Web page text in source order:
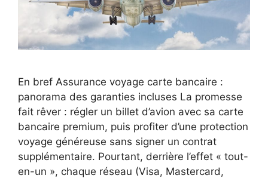
En bref Assurance voyage carte bancaire :
panorama des garanties incluses La promesse
fait rêver : régler un billet d’avion avec sa carte
bancaire premium, puis profiter d’une protection
voyage généreuse sans signer un contrat
supplémentaire. Pourtant, derrière l’effet « tout-
en-un », chaque réseau (Visa, Mastercard,